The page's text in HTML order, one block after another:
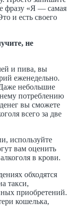
фразу «Я — самая
и есть своего
не
и пива, вы
еженедельно.
небольшие
потреблению
вы сможете
всего за две
используйте
вам оценить
в крови.
обходятся
такси,
приобретений.
кошелька,